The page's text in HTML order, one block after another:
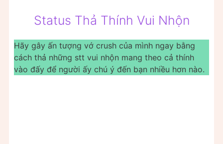
Status Thả Thính Vui Nhộn
Hãy gây ấn tượng vớ crush của mình ngay bằng
cách thả những stt vui nhộn mang theo cả thính
vào đấy để người ấy chú ý đến bạn nhiều hơn nào.